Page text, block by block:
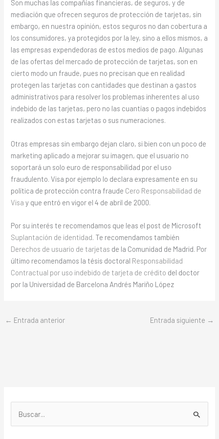
Son muchas las compañías financieras, de seguros, y de
mediación que ofrecen seguros de protección de tarjetas, sin
embargo, en nuestra opinión, estos seguros no dan cobertura a
los consumidores, ya protegidos por la ley, sino a ellos mismos, a
las empresas expendedoras de estos medios de pago. Algunas
de las ofertas del mercado de protección de tarjetas, son en
cierto modo un fraude, pues no precisan que en realidad
protegen las tarjetas con cantidades que destinan a gastos
administrativos para resolver los problemas inherentes al uso
indebido de las tarjetas, pero no las cuantías o pagos indebidos
realizados con estas tarjetas o sus numeraciones.
Otras empresas sin embargo dejan claro, si bien con un poco de
marketing aplicado a mejorar su imagen, que el usuario no
soportará un solo euro de responsabilidad por el uso
fraudulento. Visa por ejemplo lo declara expresamente en su
política de protección contra fraude Cero Responsabilidad de
Visa y que entró en vigor el 4 de abril de 2000.
Por su interés te recomendamos que leas el post de Microsoft
Suplantación de identidad. Te recomendamos también
Derechos de usuario de tarjetas de la Comunidad de Madrid. Por
último recomendamos la tésis doctoral Responsabilidad
Contractual por uso indebido de tarjeta de crédito del doctor
por la Universidad de Barcelona Andrés Mariño López
← Entrada anterior Entrada siguiente →